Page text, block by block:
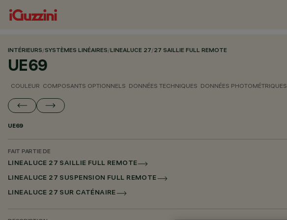
INTÉRIEURS/SYSTÈMES LINÉAIRES/LINEALUCE 27/27 SAILLIE FULL REMOTE
UE69
COULEUR COMPOSANTS OPTIONNELS DONNÉES TECHNIQUES DONNÉES PHOTOMÉTRIQUES
UE69
FAIT PARTIE DE
LINEALUCE 27 SAILLIE FULL REMOTE
LINEALUCE 27 SUSPENSION FULL REMOTE
LINEALUCE 27 SUR CATÉNAIRE